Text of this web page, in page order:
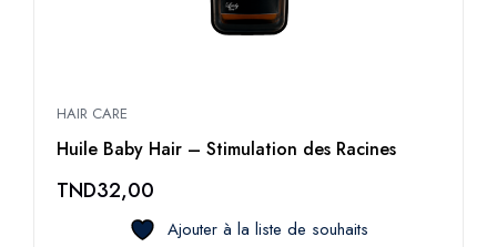
HAIR CARE
Huile Baby Hair – Stimulation des Racines
TND32,00
Ajouter à la liste de souhaits